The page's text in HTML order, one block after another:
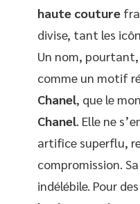
haute couture
divise, tant les
Un nom,
comme un motif
Chanel, que le
Chanel . Elle ne
artifice superflu,
compromission.
indélébile. Pour